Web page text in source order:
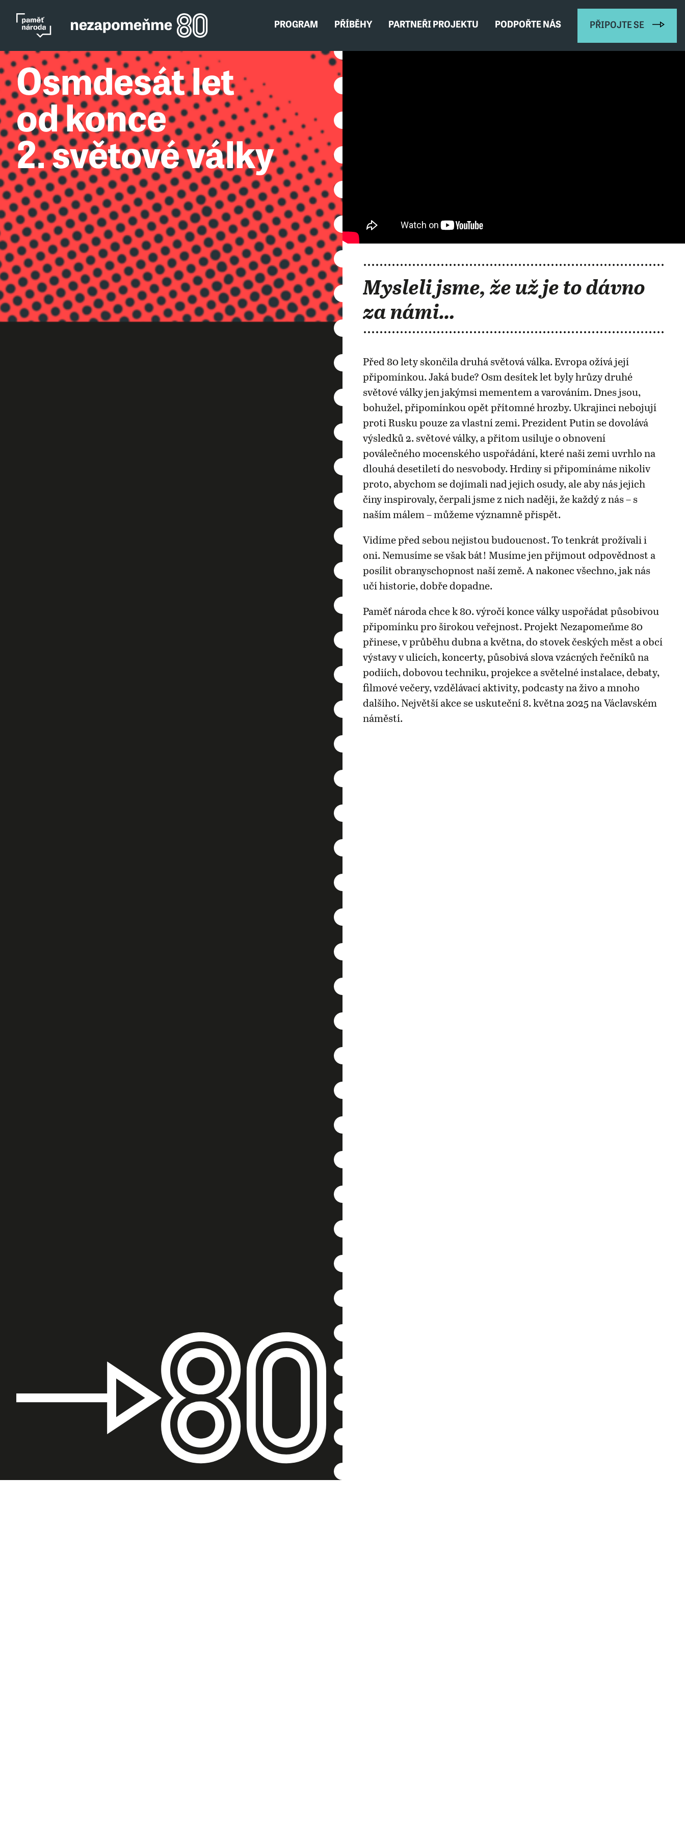
PROGRAM PŘÍBĚHY PARTNEŘI PROJEKTU PODPOŘTE NÁS PŘIPOJTE SE
Osmdesát let
od konce
2. světové války
Mysleli jsme, že už je to dávno
za námi…
Před 80 lety skončila druhá světová válka. Evropa ožívá její
připomínkou. Jaká bude? Osm desítek let byly hrůzy druhé
světové války jen jakýmsi mementem a varováním. Dnes jsou,
bohužel, připomínkou opět přítomné hrozby. Ukrajinci nebojují
proti Rusku pouze za vlastní zemi. Prezident Putin se dovolává
výsledků 2. světové války, a přitom usiluje o obnovení
poválečného mocenského uspořádání, které naši zemi uvrhlo na
dlouhá desetiletí do nesvobody. Hrdiny si připomínáme nikoliv
proto, abychom se dojímali nad jejich osudy, ale aby nás jejich
činy inspirovaly, čerpali jsme z nich naději, že každý z nás – s
naším málem – můžeme významně přispět.
Vidíme před sebou nejistou budoucnost. To tenkrát prožívali i
oni. Nemusíme se však bát! Musíme jen přijmout odpovědnost a
posílit obranyschopnost naší země. A nakonec všechno, jak nás
učí historie, dobře dopadne.
Paměť národa chce k 80. výročí konce války uspořádat působivou
připomínku pro širokou veřejnost. Projekt Nezapomeňme 80
přinese, v průběhu dubna a května, do stovek českých měst a obcí
výstavy v ulicích, koncerty, působivá slova vzácných řečníků na
podiích, dobovou techniku, projekce a světelné instalace, debaty,
filmové večery, vzdělávací aktivity, podcasty na živo a mnoho
dalšího. Největší akce se uskuteční 8. května 2025 na Václavském
náměstí.